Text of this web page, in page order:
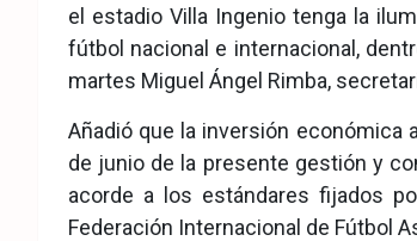
el estadio Villa Ingenio tenga la
fútbol nacional e internacional,
martes Miguel Ángel Rimba,
Añadió que la inversión económica
de junio de la presente gestión y
acorde a los estándares fijados
Federación Internacional de Fútbol